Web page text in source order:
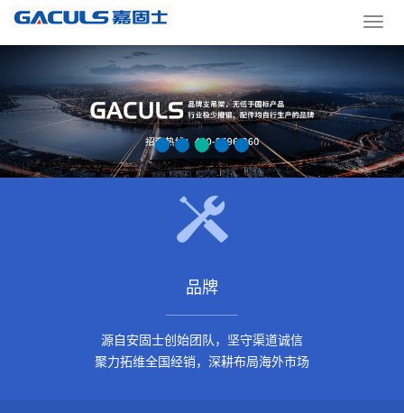
导
品牌
源自安固士创始团队，坚守渠道诚信
聚力拓维全国经销，深耕布局海外市场